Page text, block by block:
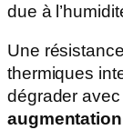
due à
Une
thermiques
dégrader